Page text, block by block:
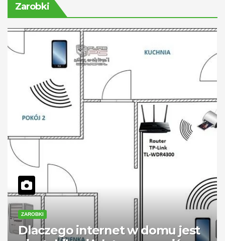
Zarobki
ZAROBKI
Dlaczego internet w domu jest